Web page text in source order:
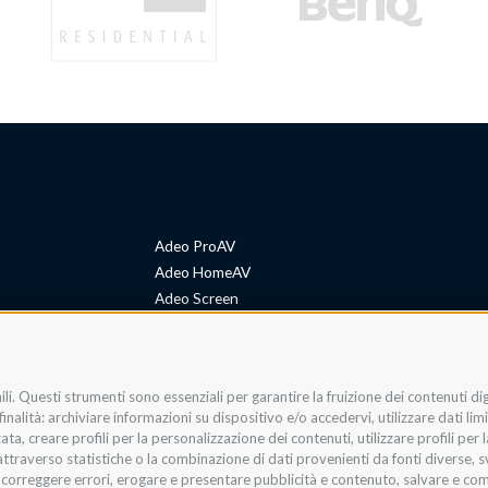
Questi strumenti sono essenziali per garantire la fruizione dei contenuti
archiviare informazioni su dispositivo e/o accedervi, utilizzare dati
creare profili per la personalizzazione dei contenuti, utilizzare profili
statistiche o la combinazione di dati provenienti da fonti diverse,
errori, erogare e presentare pubblicità e contenuto, salvare e
Adeo ProAV
Adeo HomeAV
Adeo Screen
Adeum Cinema Suite